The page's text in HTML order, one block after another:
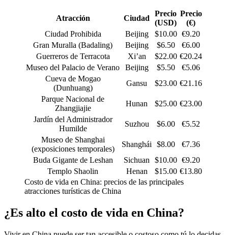
Atracción Ciudad
Precio
(USD)
Precio
(€)
Ciudad Prohibida
Beijing $10.00 €9.20
Gran Muralla (Badaling)
Beijing $6.50
€6.00
Guerreros de Terracota
Xi’an $22.00 €20.24
Museo del Palacio de Verano
Beijing $5.50
€5.06
Cueva de Mogao
(Dunhuang)
Gansu $23.00 €21.16
Parque Nacional de
Zhangjiajie
Hunan $25.00 €23.00
Jardín del Administrador
Humilde
Suzhou $6.00
€5.52
Museo de Shanghai
(exposiciones temporales)
Shanghái $8.00
€7.36
Buda Gigante de Leshan
Sichuan $10.00 €9.20
Templo Shaolin
Henan $15.00 €13.80
Costo de vida en China: precios de las principales
atracciones turísticas de China
¿Es alto el costo de vida en China?